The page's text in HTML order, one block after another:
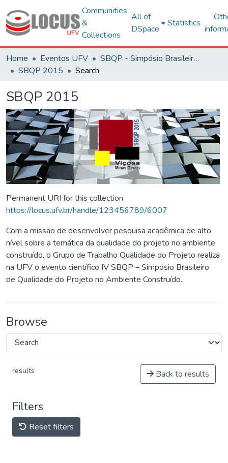
Communities
&
Collections
All of
DSpace
Statistics
Home Eventos UFV
SBQP - Simpósio Brasileiro de Qualidade do Projeto no Ambiente Construído
SBQP 2015
Search
SBQP 2015
Permanent URI for this collection
https://locus.ufv.br/handle/123456789/6007
Com a missão de desenvolver pesquisa acadêmica de alto
nível sobre a temática da qualidade do projeto no ambiente
construído, o Grupo de Trabalho Qualidade do Projeto realiza
na UFV o evento científico IV SBQP – Simpósio Brasileiro
de Qualidade do Projeto no Ambiente Construído.
Browse
results Back to results
Filters
Reset filters